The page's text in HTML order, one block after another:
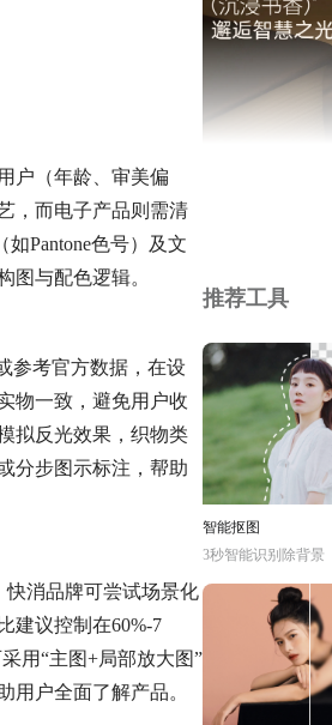
户（年龄、审美偏
，而电子产品则需清
Pantone色号）及文
图与配色逻辑。
参考官方数据，在设
物一致，避免用户收
拟反光效果，织物类
分步图示标注，帮助
快消品牌可尝试场景化
建议控制在60%-7
用“主图+局部放大图”
用户全面了解产品。
推荐工具
智能抠图
3秒智能识别除背景